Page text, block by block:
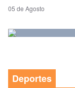
05 de Agosto
Deportes